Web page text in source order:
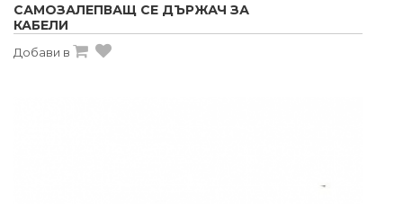
САМОЗАЛЕПВАЩ СЕ ДЪРЖАЧ ЗА
КАБЕЛИ
Добави в